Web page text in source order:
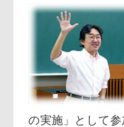
の実施」として